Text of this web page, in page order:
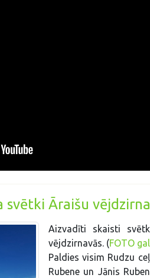
svētki Āraišu
Aizvadīti skaisti
vējdzirnavās. (FOTO
Paldies visim Rudzu
Rubene un Jānis